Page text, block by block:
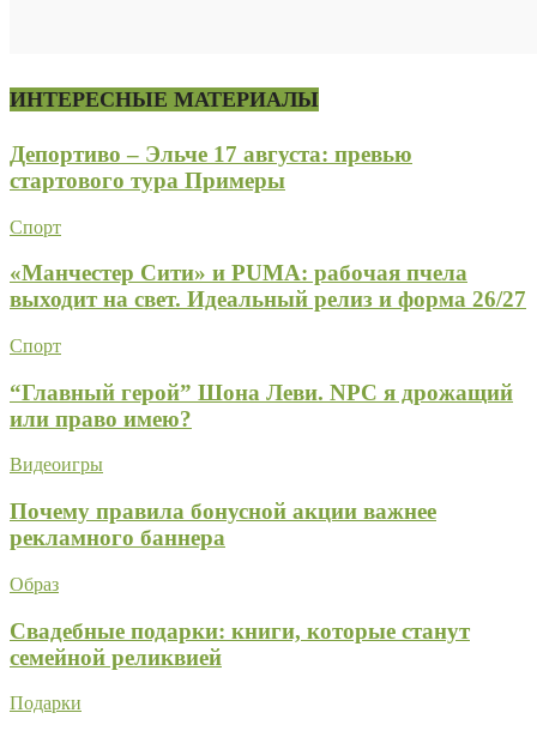
ИНТЕРЕСНЫЕ МАТЕРИАЛЫ
Депортиво – Эльче 17 августа: превью
стартового тура Примеры
Спорт
«Манчестер Сити» и PUMA: рабочая пчела
выходит на свет. Идеальный релиз и форма 26/27
Спорт
“Главный герой” Шона Леви. NPC я дрожащий
или право имею?
Видеоигры
Почему правила бонусной акции важнее
рекламного баннера
Образ
Свадебные подарки: книги, которые станут
семейной реликвией
Подарки